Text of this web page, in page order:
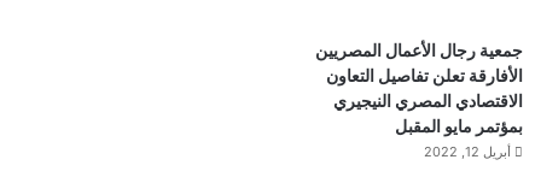
جمعية رجال الأعمال المصريين
الأفارقة تعلن تفاصيل التعاون
الاقتصادي المصري النيجيري
بمؤتمر مايو المقبل
أبريل 12, 2022